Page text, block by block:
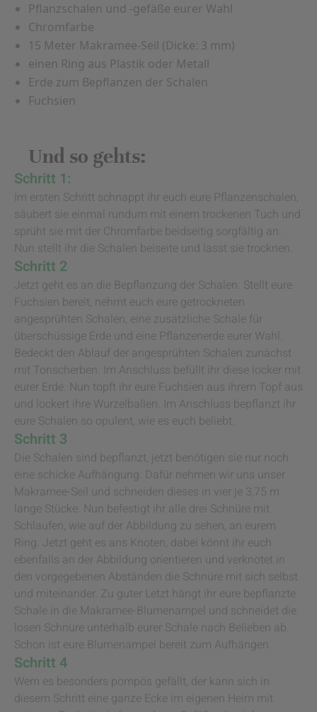
Pflanzschalen und -gefäße eurer Wahl
Chromfarbe
15 Meter Makramee-Seil (Dicke: 3 mm)
einen Ring aus Plastik oder Metall
Erde zum Bepflanzen der Schalen
Fuchsien
Und so gehts:
Schritt 1:
Im ersten Schritt schnappt ihr euch eure Pflanzenschalen,
säubert sie einmal rundum mit einem trockenen Tuch und
sprüht sie mit der Chromfarbe beidseitig sorgfältig an.
Nun stellt ihr die Schalen beiseite und lasst sie trocknen.
Schritt 2
Jetzt geht es an die Bepflanzung der Schalen. Stellt eure
Fuchsien bereit, nehmt euch eure getrockneten
angesprühten Schalen, eine zusätzliche Schale für
überschüssige Erde und eine Pflanzenerde eurer Wahl.
Bedeckt den Ablauf der angesprühten Schalen zunächst
mit Tonscherben. Im Anschluss befüllt ihr diese locker mit
eurer Erde. Nun topft ihr eure Fuchsien aus ihrem Topf aus
und lockert ihre Wurzelballen. Im Anschluss bepflanzt ihr
eure Schalen so opulent, wie es euch beliebt.
Schritt 3
Die Schalen sind bepflanzt, jetzt benötigen sie nur noch
eine schicke Aufhängung. Dafür nehmen wir uns unser
Makramee-Seil und schneiden dieses in vier je 3,75 m
lange Stücke. Nun befestigt ihr alle drei Schnüre mit
Schlaufen, wie auf der Abbildung zu sehen, an eurem
Ring. Jetzt geht es ans Knoten, dabei könnt ihr euch
ebenfalls an der Abbildung orientieren und verknotet in
den vorgegebenen Abständen die Schnüre mit sich selbst
und miteinander. Zu guter Letzt hängt ihr eure bepflanzte
Schale in die Makramee-Blumenampel und schneidet die
losen Schnüre unterhalb eurer Schale nach Belieben ab.
Schon ist eure Blumenampel bereit zum Aufhängen.
Schritt 4
Wem es besonders pompös gefällt, der kann sich in
diesem Schritt eine ganze Ecke im eigenen Heim mit